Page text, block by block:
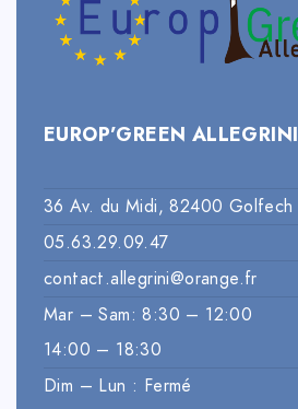
EUROP’GREEN ALLEGRINI
36 Av. du Midi, 82400 Golfech
05.63.29.09.47
contact.allegrini@orange.fr
Mar – Sam: 8:30 – 12:00
14:00 – 18:30
Dim – Lun : Fermé